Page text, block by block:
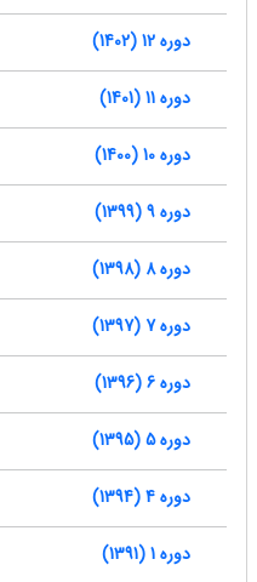
دوره 12 (1402)
دوره 11 (1401)
دوره 10 (1400)
دوره 9 (1399)
دوره 8 (1398)
دوره 7 (1397)
دوره 6 (1396)
دوره 5 (1395)
دوره 4 (1394)
دوره 1 (1391)